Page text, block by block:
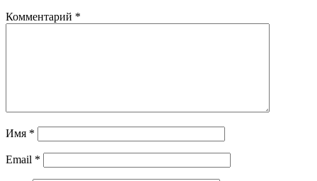
Комментарий *
Имя *
Email *